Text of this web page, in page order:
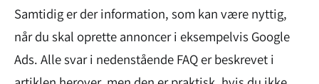
Samtidig er der information, som kan være nyttig,
når du skal oprette annoncer i eksempelvis Google
Ads. Alle svar i nedenstående FAQ er beskrevet i